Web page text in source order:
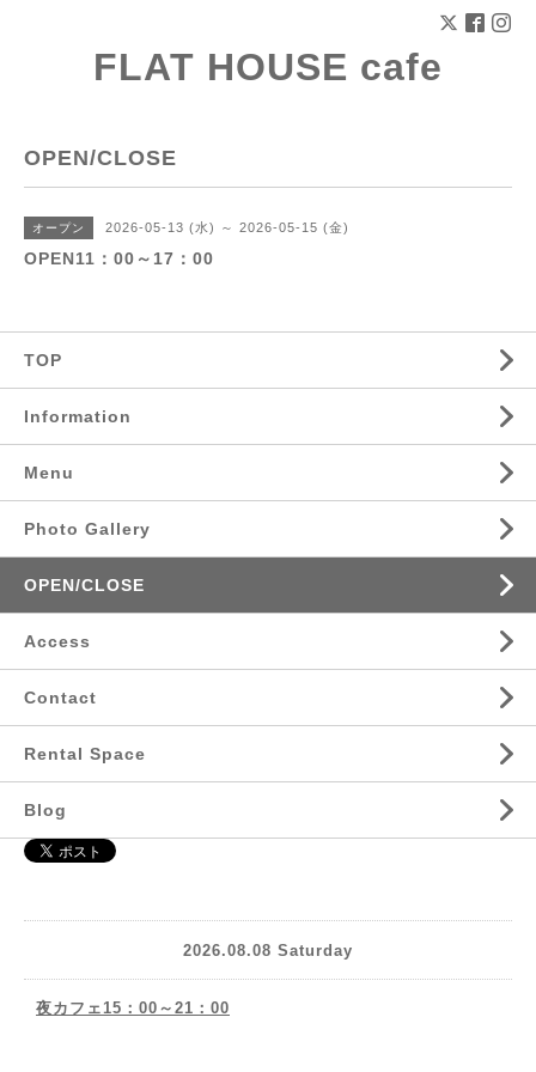
FLAT HOUSE cafe
OPEN/CLOSE
オープン 2026-05-13 (水) ～ 2026-05-15 (金)
OPEN11：00～17：00
TOP
Information
Menu
Photo Gallery
OPEN/CLOSE
Access
Contact
Rental Space
Blog
2026.08.08 Saturday
夜カフェ15：00～21：00